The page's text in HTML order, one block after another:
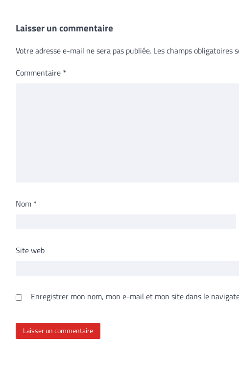
Laisser un commentaire
Votre adresse e-mail ne sera pas publiée. Les champs obligatoires
Commentaire *
Nom *
Site web
Enregistrer mon nom, mon e-mail et mon site dans le